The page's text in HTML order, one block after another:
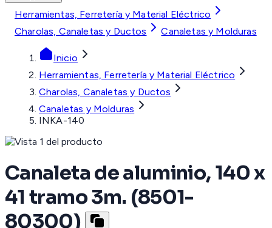
Herramientas, Ferretería y Material Eléctrico
Charolas, Canaletas y Ductos
Canaletas y Molduras
Inicio
Herramientas, Ferretería y Material Eléctrico
Charolas, Canaletas y Ductos
Canaletas y Molduras
INKA-140
Canaleta de aluminio, 140 x
41 tramo 3m. (8501-
80300)